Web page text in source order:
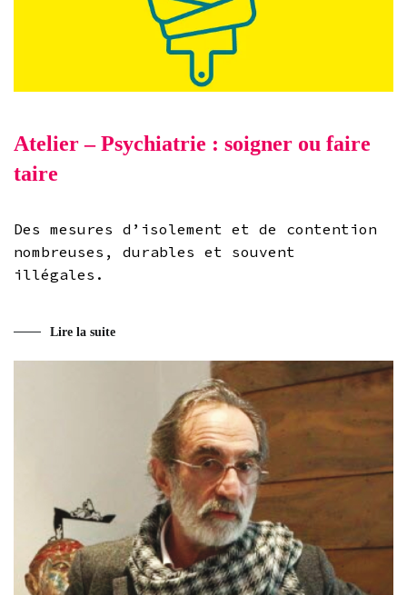
Atelier – Psychiatrie : soigner ou faire
taire
Des mesures d’isolement et de contention
nombreuses, durables et souvent
illégales.
Lire la suite